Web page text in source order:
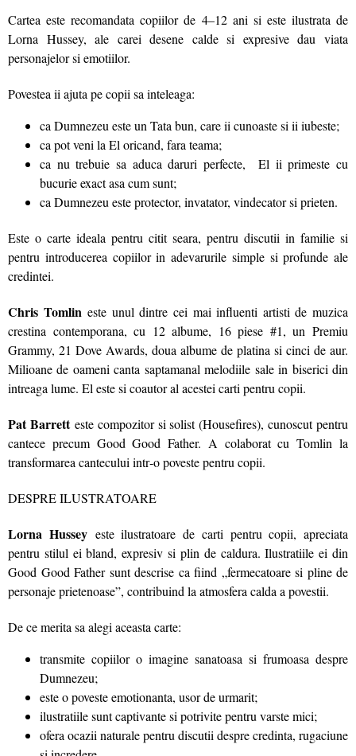
Cartea este recomandata copiilor de 4–12 ani si este ilustrata de
Lorna Hussey, ale carei desene calde si expresive dau viata
personajelor si emotiilor.
Povestea ii ajuta pe copii sa inteleaga:
ca Dumnezeu este un Tata bun, care ii cunoaste si ii iubeste;
ca pot veni la El oricand, fara teama;
ca nu trebuie sa aduca daruri perfecte, El ii primeste cu
bucurie exact asa cum sunt;
ca Dumnezeu este protector, invatator, vindecator si prieten.
Este o carte ideala pentru citit seara, pentru discutii in familie si
pentru introducerea copiilor in adevarurile simple si profunde ale
credintei.
Chris Tomlin este unul dintre cei mai influenti artisti de muzica
crestina contemporana, cu 12 albume, 16 piese #1, un Premiu
Grammy, 21 Dove Awards, doua albume de platina si cinci de aur.
Milioane de oameni canta saptamanal melodiile sale in biserici din
intreaga lume. El este si coautor al acestei carti pentru copii.
Pat Barretteste compozitor si solist (Housefires), cunoscut pentru
cantece precum Good Good Father. A colaborat cu Tomlin la
transformarea cantecului intr‑o poveste pentru copii.
DESPRE ILUSTRATOARE
Lorna Husseyeste ilustratoare de carti pentru copii, apreciata
pentru stilul ei bland, expresiv si plin de caldura. Ilustratiile ei din
Good Good Father sunt descrise ca fiind „fermecatoare si pline de
personaje prietenoase”, contribuind la atmosfera calda a povestii.
De ce merita sa alegi aceasta carte:
transmite copiilor o imagine sanatoasa si frumoasa despre
Dumnezeu;
este o poveste emotionanta, usor de urmarit;
ilustratiile sunt captivante si potrivite pentru varste mici;
ofera ocazii naturale pentru discutii despre credinta, rugaciune